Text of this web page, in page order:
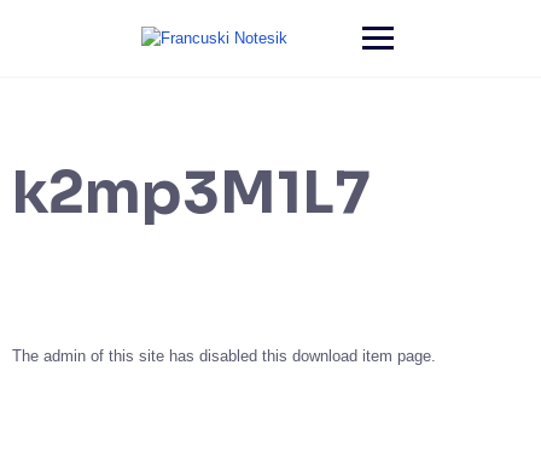
k2mp3M1L7
The admin of this site has disabled this download item page.